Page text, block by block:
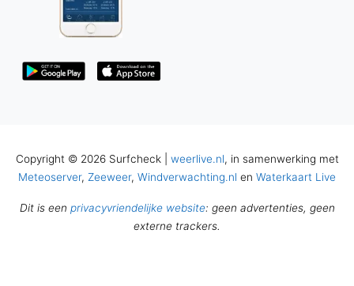
Copyright © 2026 Surfcheck | weerlive.nl, in samenwerking met
Meteoserver, Zeeweer, Windverwachting.nl en Waterkaart Live
Dit is een privacyvriendelijke website: geen advertenties, geen
externe trackers.